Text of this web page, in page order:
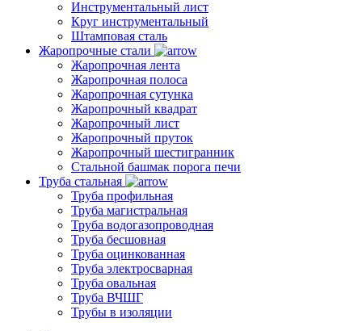
Инструментальный лист
Круг инструментальный
Штамповая сталь
Жаропрочные стали
Жаропрочная лента
Жаропрочная полоса
Жаропрочная сутунка
Жаропрочный квадрат
Жаропрочный лист
Жаропрочный пруток
Жаропрочный шестигранник
Стальной башмак порога печи
Труба стальная
Труба профильная
Труба магистральная
Труба водогазопроводная
Труба бесшовная
Труба оцинкованная
Труба электросварная
Труба овальная
Труба ВЧШГ
Трубы в изоляции